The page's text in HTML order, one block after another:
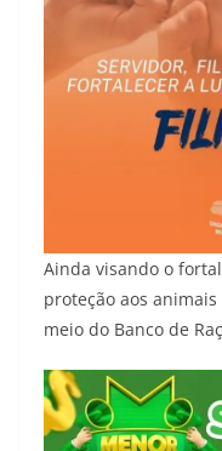
Ainda visando o
proteção aos
meio do Banco de